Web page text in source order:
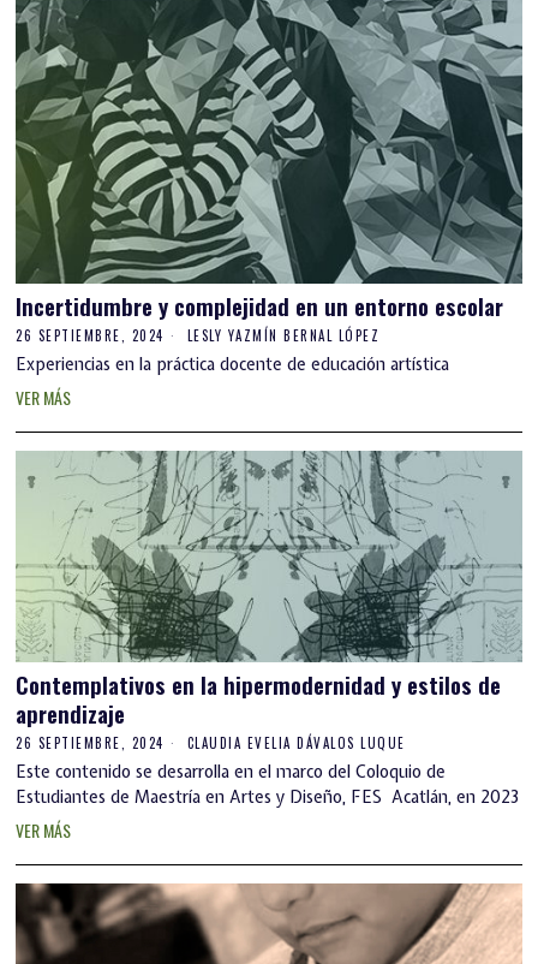
Incertidumbre y complejidad en un entorno escolar
26 SEPTIEMBRE, 2024 LESLY YAZMÍN BERNAL LÓPEZ
Experiencias en la práctica docente de educación artística
VER MÁS
Contemplativos en la hipermodernidad y estilos de
aprendizaje
26 SEPTIEMBRE, 2024 CLAUDIA EVELIA DÁVALOS LUQUE
Este contenido se desarrolla en el marco del Coloquio de
Estudiantes de Maestría en Artes y Diseño, FES Acatlán, en 2023
VER MÁS